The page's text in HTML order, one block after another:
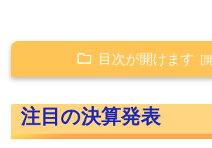
目次が開けます
AAPL（アップル）のQ1決算
注目の決算発表